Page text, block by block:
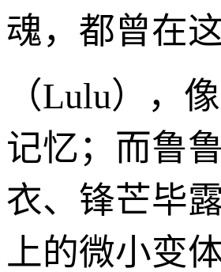
魂，都曾在
（Lulu），
记忆；而鲁
衣、锋芒毕
上的微小变